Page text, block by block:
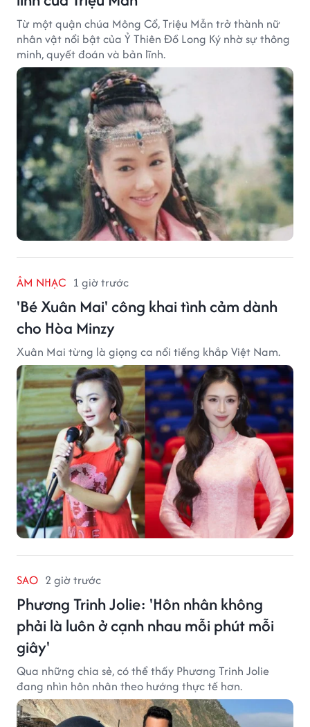
Từ một quận chúa Mông Cổ, Triệu Mẫn trở thành nữ
nhân vật nổi bật của Ỷ Thiên Đồ Long Ký nhờ sự thông
minh, quyết đoán và bản lĩnh.
ÂM NHẠC 1 giờ trước
'Bé Xuân Mai' công khai tình cảm dành
cho Hòa Minzy
Xuân Mai từng là giọng ca nổi tiếng khắp Việt Nam.
SAO 2 giờ trước
Phương Trinh Jolie: 'Hôn nhân không
phải là luôn ở cạnh nhau mỗi phút mỗi
giây'
Qua những chia sẻ, có thể thấy Phương Trinh Jolie
đang nhìn hôn nhân theo hướng thực tế hơn.